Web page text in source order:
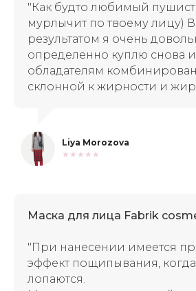
"Как будто любимый
мурлычит по твоему лицу)
результатом я очень
определенно куплю снова
обладателям
склонной к жирности и
Liya Morozova
★★★★★
Маска для лица Fabrik
"При нанесении имеется
эффект пощипывания,
лопаются.